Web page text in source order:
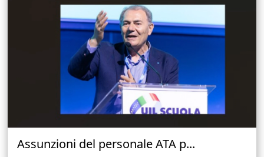
Assunzioni del personale ATA p...